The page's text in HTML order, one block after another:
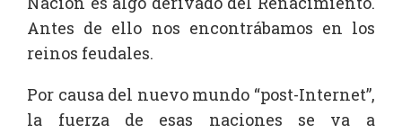
Antes de ello nos encontrábamos en los
reinos feudales.
Por causa del nuevo mundo “post-Internet”,
la fuerza de esas naciones se va a